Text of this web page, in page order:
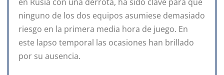
ninguno de los dos equipos asumiese demasiado
riesgo en la primera media hora de juego. En
este lapso temporal las ocasiones han brillado
por su ausencia.